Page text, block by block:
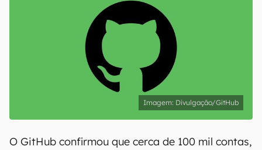
Divulgação/GitHub
O GitHub confirmou que cerca de 100 mil contas,